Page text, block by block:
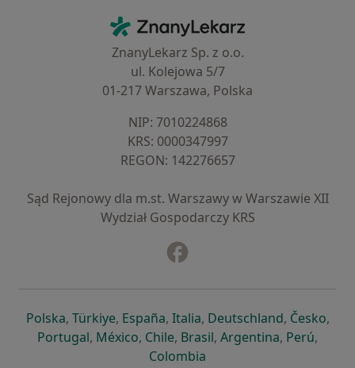
ZnanyLekarz - Strona główna
ZnanyLekarz Sp. z o.o.
ul. Kolejowa 5/7
01-217 Warszawa, Polska
NIP: ⁠7010224868
KRS: ⁠0000347997
REGON: ⁠142276657
Sąd Rejonowy dla m.st. Warszawy w Warszawie XII
Wydział Gospodarczy KRS
Polskaotwiera się w nowej karcie
, Türkiyeotwiera się w nowej karcie
, Españaotwiera się w nowej karcie
, Italiaotwiera się w nowej
, Deutschlandotwiera się
, Česko,
Portugalotwiera się w nowej karcie
, Méxicootwiera się w nowej karcie
, Chileotwiera się w nowej karcie
, Brasilotwiera się w nowej
, Argentinaotwiera się
, Perú,
Colombia